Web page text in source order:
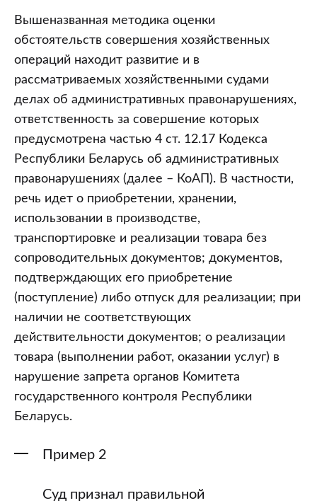
Вышеназванная методика оценки
обстоятельств совершения хозяйственных
операций находит развитие и в
рассматриваемых хозяйственными судами
делах об административных правонарушениях,
ответственность за совершение которых
предусмотрена частью 4 ст. 12.17 Кодекса
Республики Беларусь об административных
правонарушениях (далее – КоАП). В частности,
речь идет о приобретении, хранении,
использовании в производстве,
транспортировке и реализации товара без
сопроводительных документов; документов,
подтверждающих его приобретение
(поступление) либо отпуск для реализации; при
наличии не соответствующих
действительности документов; о реализации
товара (выполнении работ, оказании услуг) в
нарушение запрета органов Комитета
государственного контроля Республики
Беларусь.
Пример 2
Суд признал правильной